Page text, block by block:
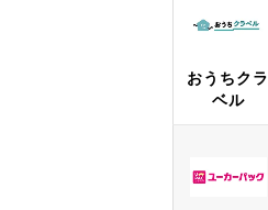
おうちクラ
ベル